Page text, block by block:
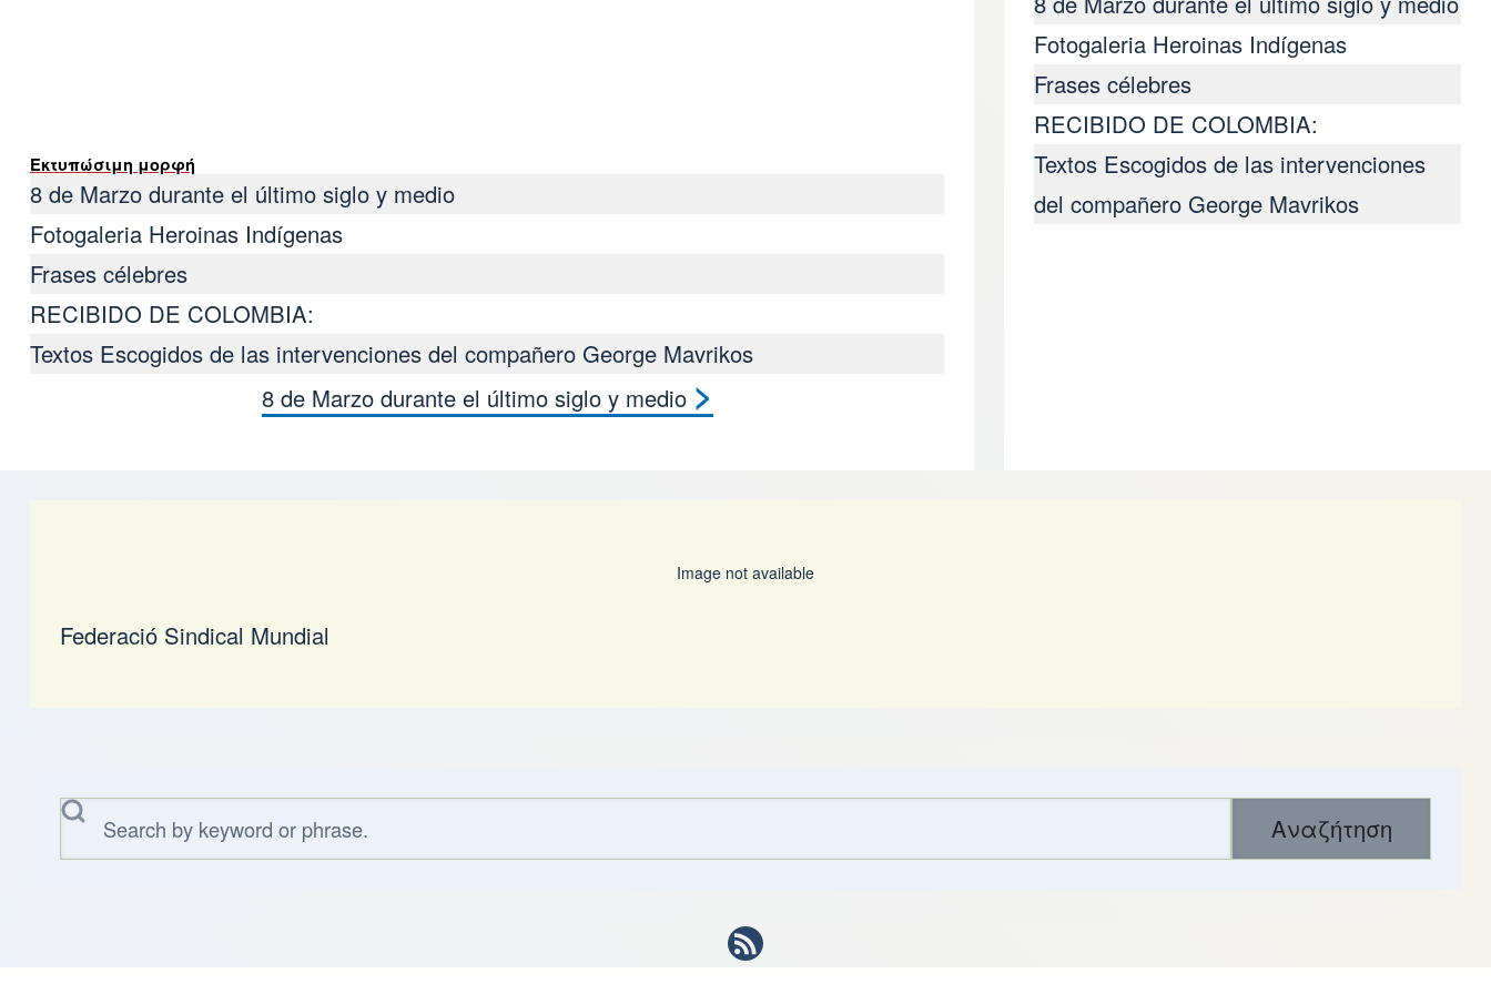
Εκτυπώσιμη μορφή
8 de Marzo durante el último siglo y medio
Fotogaleria Heroinas Indígenas
Frases célebres
RECIBIDO DE COLOMBIA:
Textos Escogidos de las intervenciones del compañero George Mavrikos
Book traversal links for HAY LUCHA DE CLASES
8 de Marzo durante el último siglo y medio >
Fotogaleria Heroinas Indígenas
Frases célebres
RECIBIDO DE COLOMBIA:
Textos Escogidos de las intervenciones
del compañero George Mavrikos
Image not available
Federació Sindical Mundial
Αναζήτηση